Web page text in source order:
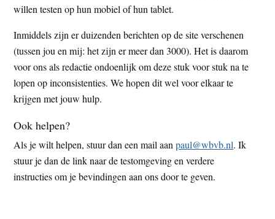
willen testen op hun mobiel of hun tablet.
Inmiddels zijn er duizenden berichten op de site verschenen
(tussen jou en mij: het zijn er meer dan 3000). Het is daarom
voor ons als redactie ondoenlijk om deze stuk voor stuk na te
lopen op inconsistenties. We hopen dit wel voor elkaar te
krijgen met jouw hulp.
Ook helpen?
Als je wilt helpen, stuur dan een mail aanpaul@wbvb.nl. Ik
stuur je dan de link naar de testomgeving en verdere
instructies om je bevindingen aan ons door te geven.